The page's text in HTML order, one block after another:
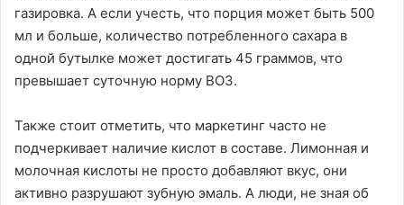
газировка. А если учесть, что порция может быть 500
мл и больше, количество потребленного сахара в
одной бутылке может достигать 45 граммов, что
превышает суточную норму ВОЗ.
Также стоит отметить, что маркетинг часто не
подчеркивает наличие кислот в составе. Лимонная и
молочная кислоты не просто добавляют вкус, они
активно разрушают зубную эмаль. А люди, не зная об